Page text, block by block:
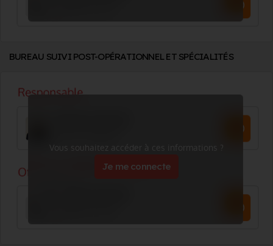
BUREAU SUIVI POST-OPÉRATIONNEL ET SPÉCIALITÉS
Vous souhaitez accéder à ces informations ?
Je me connecte